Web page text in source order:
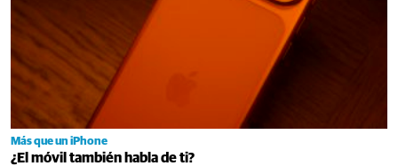
Más que un iPhone
¿El móvil también habla de ti?